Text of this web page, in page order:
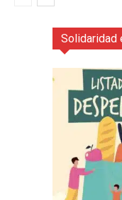
Solidaridad